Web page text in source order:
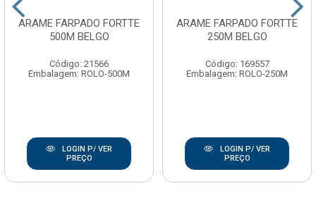
ARAME FARPADO FORTTE
500M BELGO
Código: 21566
Embalagem: ROLO-500M
LOGIN P/ VER
PREÇO
ARAME FARPADO FORTTE
250M BELGO
Código: 169557
Embalagem: ROLO-250M
LOGIN P/ VER
PREÇO